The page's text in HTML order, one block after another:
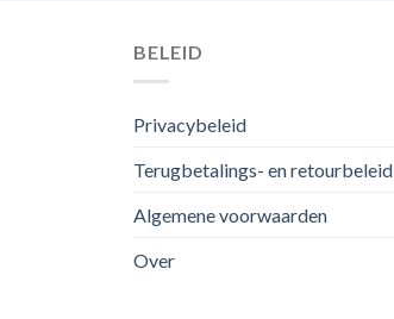
BELEID
Privacybeleid
Terugbetalings- en retourbeleid
Algemene voorwaarden
Over